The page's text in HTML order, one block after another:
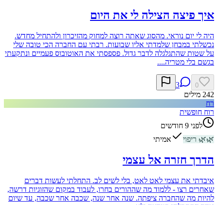
איך פיצה הצילה לי את היום
היה לי יום נוראי. מהסוג שאתה רוצה למחוק מהזיכרון ולהתחיל מחדש.
נכשלתי במבחן שלמדתי אליו שבועות. רבתי עם החברה הכי טובה שלי
על שטות שהתגלגלה לדבר גדול. פספסתי את האוטובוס פעמיים ונתקעתי
בגשם בלי מטריה....
0
3
242 מילים
רח
רוח חופשית
לפני 9 חודשים
🌿
🌿 ריפוי אמיתי
הדרך חזרה אל עצמי
איבדתי את עצמי לאט לאט, בלי לשים לב. התחלתי לעשות דברים
שאחרים רצו - ללמוד מה שההורים בחרו, לעבוד במקום שהזוגיות דרשה,
להיות מה שהחברה ציפתה. שנה אחר שנה, שכבה אחר שכבה, עד שיום